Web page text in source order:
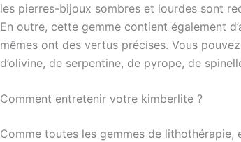
les pierres-bijoux sombres et lourdes sont
En outre, cette gemme contient également
mêmes ont des vertus précises. Vous
d’olivine, de serpentine, de pyrope, de
Comment entretenir votre kimberlite ?
Comme toutes les gemmes de